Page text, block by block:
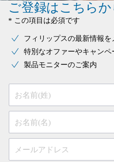
ご登録はこちらか
* この項目は必須です
フィリップスの最新情報を
特別なオファーやキャンペ
製品モニターのご案内
お名前(姓)
お名前(名)
メールアドレス